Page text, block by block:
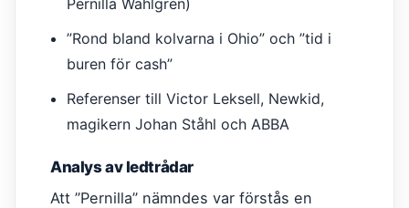
Pernilla Wahlgren)
”Rond bland kolvarna i Ohio” och ”tid i
buren för cash”
Referenser till Victor Leksell, Newkid,
magikern Johan Ståhl och ABBA
Analys av ledtrådar
Att ”Pernilla” nämndes var förstås en